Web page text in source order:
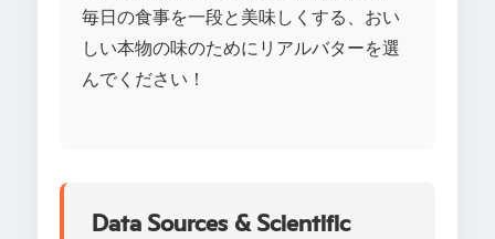
毎日の食事を一段と美味しくする、おい
しい本物の味のためにリアルバターを選
んでください！
Data Sources & Scientific